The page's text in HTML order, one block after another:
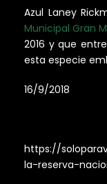
Azul Laney
Municipal Gran
2016 y que
esta especie
16/9/2018
https://
la-reserva-